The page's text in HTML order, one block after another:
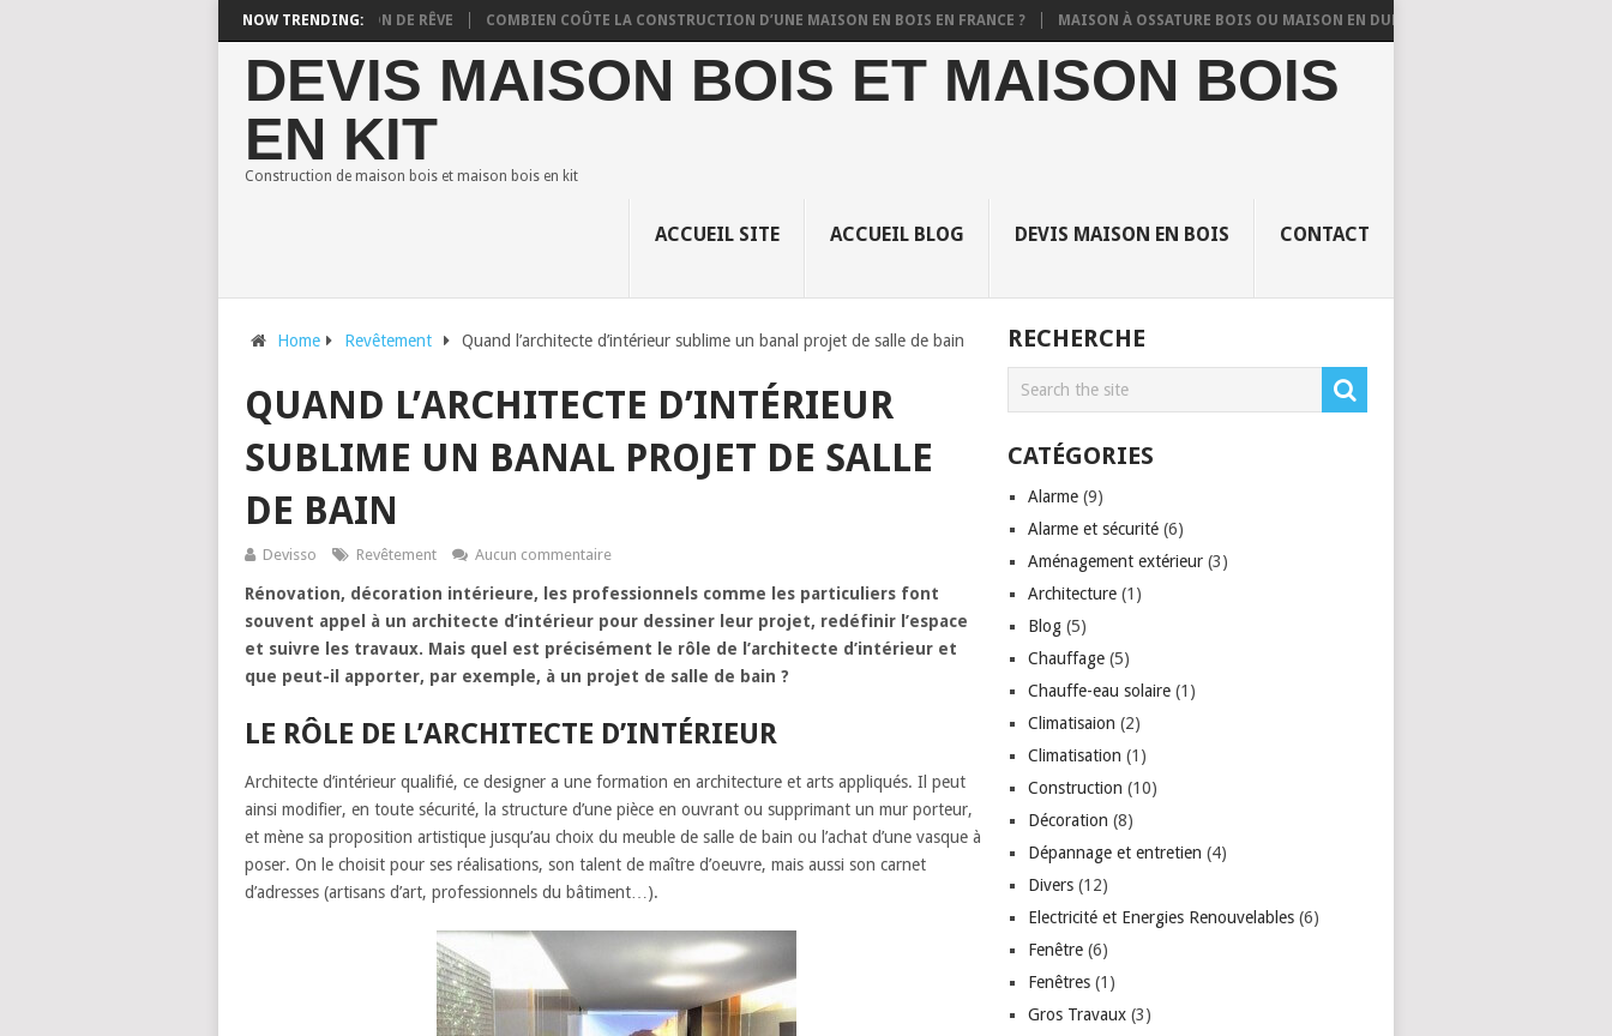
NOW TRENDING:
: STYLES POUR CONSTRUIRE VOTRE MAISON DE RÊVE COMBIEN COÛTE LA CONSTRUCTION D’UNE MAISON EN BOIS EN FRANCE ? MAISON À OSSATURE BOIS OU MAISON EN DUR TRADITIONNELLE ?
DEVIS MAISON BOIS ET MAISON BOIS
EN KIT
Construction de maison bois et maison bois en kit
ACCUEIL SITE ACCUEIL BLOG DEVIS MAISON EN BOIS CONTACT
Home Revêtement Quand l’architecte d’intérieur sublime un banal projet de salle de bain
QUAND L’ARCHITECTE D’INTÉRIEUR
SUBLIME UN BANAL PROJET DE SALLE
DE BAIN
Devisso Revêtement Aucun commentaire
Rénovation, décoration intérieure, les professionnels comme les particuliers font
souvent appel à un architecte d’intérieur pour dessiner leur projet, redéfinir l’espace
et suivre les travaux. Mais quel est précisément le rôle de l’architecte d’intérieur et
que peut-il apporter, par exemple, à un projet de salle de bain ?
LE RÔLE DE L’ARCHITECTE D’INTÉRIEUR
Architecte d’intérieur qualifié, ce designer a une formation en architecture et arts appliqués. Il peut
ainsi modifier, en toute sécurité, la structure d’une pièce en ouvrant ou supprimant un mur porteur,
et mène sa proposition artistique jusqu’au choix du meuble de salle de bain ou l’achat d’une vasque à
poser. On le choisit pour ses réalisations, son talent de maître d’oeuvre, mais aussi son carnet
d’adresses (artisans d’art, professionnels du bâtiment…).
RECHERCHE
CATÉGORIES
Alarme (9)
Alarme et sécurité (6)
Aménagement extérieur (3)
Architecture (1)
Blog (5)
Chauffage (5)
Chauffe-eau solaire (1)
Climatisaion (2)
Climatisation (1)
Construction (10)
Décoration (8)
Dépannage et entretien (4)
Divers (12)
Electricité et Energies Renouvelables (6)
Fenêtre (6)
Fenêtres (1)
Gros Travaux (3)